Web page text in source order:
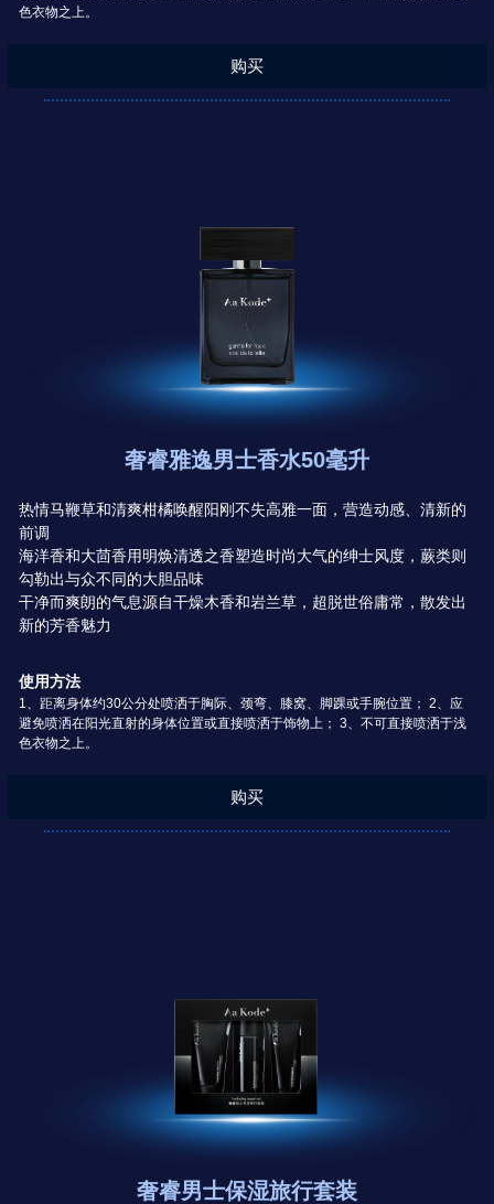
色衣物之上。
购买
奢睿雅逸男士香水50毫升
热情马鞭草和清爽柑橘唤醒阳刚不失高雅一面，营造动感、清新的
前调
海洋香和大茴香用明焕清透之香塑造时尚大气的绅士风度，蕨类则
勾勒出与众不同的大胆品味
干净而爽朗的气息源自干燥木香和岩兰草，超脱世俗庸常，散发出
新的芳香魅力
使用方法
1、距离身体约30公分处喷洒于胸际、颈弯、膝窝、脚踝或手腕位置； 2、应
避免喷洒在阳光直射的身体位置或直接喷洒于饰物上； 3、不可直接喷洒于浅
色衣物之上。
购买
奢睿男士保湿旅行套装